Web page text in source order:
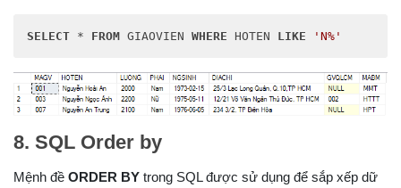
SELECT * FROM GIAOVIEN WHERE HOTEN LIKE 'N%'
8. SQL Order by
Mệnh đề ORDER BY trong SQL được sử dụng để sắp xếp dữ